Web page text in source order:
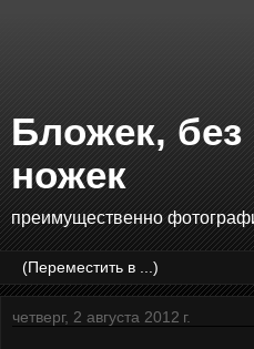
Бложек,
ножек
преимущественно
четверг, 2 августа 2012 г.